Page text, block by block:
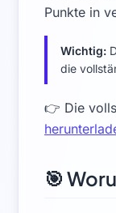
Punkte in
Wichtig:
die
👉 Die
🎯